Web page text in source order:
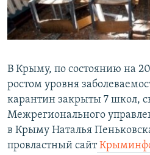
ПОБЕДИТЕЛЕЙ НЕ СУДЯТ?
КРЫМ.НЕПОКОРЕННЫЙ
УКРАИНСКАЯ ПРОБЛЕМА КРЫМА
ПРИСОЕДИНЯЙТЕСЬ!
Все сайты RFE/RL
В Крыму, по состоянию на
ростом уровня
карантин закрыты 7 школ,
Межрегионального
в Крыму Наталья
провластный сайт